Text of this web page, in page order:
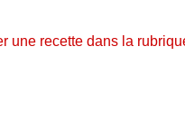
une recette dans la